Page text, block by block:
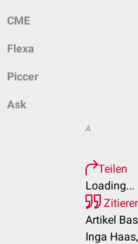
CME
Flexa
Piccer
Ask
A
Teilen
Loading...
Artikel
Inga